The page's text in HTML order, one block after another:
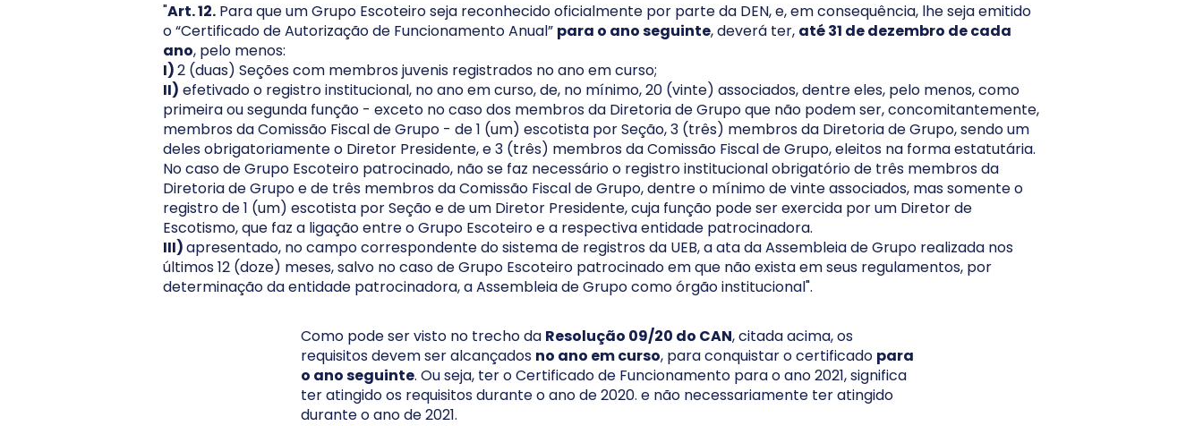
"Art. 12. Para que um Grupo Escoteiro seja reconhecido oficialmente por parte da DEN, e, em consequência, lhe seja emitido
o “Certificado de Autorização de Funcionamento Anual” para o ano seguinte, deverá ter, até 31 de dezembro de cada
ano, pelo menos:
I)2 (duas) Seções com membros juvenis registrados no ano em curso;
II) efetivado o registro institucional, no ano em curso, de, no mínimo, 20 (vinte) associados, dentre eles, pelo menos, como
primeira ou segunda função - exceto no caso dos membros da Diretoria de Grupo que não podem ser, concomitantemente,
membros da Comissão Fiscal de Grupo - de 1 (um) escotista por Seção, 3 (três) membros da Diretoria de Grupo, sendo um
deles obrigatoriamente o Diretor Presidente, e 3 (três) membros da Comissão Fiscal de Grupo, eleitos na forma estatutária.
No caso de Grupo Escoteiro patrocinado, não se faz necessário o registro institucional obrigatório de três membros da
Diretoria de Grupo e de três membros da Comissão Fiscal de Grupo, dentre o mínimo de vinte associados, mas somente o
registro de 1 (um) escotista por Seção e de um Diretor Presidente, cuja função pode ser exercida por um Diretor de
Escotismo, que faz a ligação entre o Grupo Escoteiro e a respectiva entidade patrocinadora.
III)apresentado, no campo correspondente do sistema de registros da UEB, a ata da Assembleia de Grupo realizada nos
últimos 12 (doze) meses, salvo no caso de Grupo Escoteiro patrocinado em que não exista em seus regulamentos, por
determinação da entidade patrocinadora, a Assembleia de Grupo como órgão institucional".
Como pode ser visto no trecho da Resolução 09/20 do CAN, citada acima, os
requisitos devem ser alcançados no ano em curso, para conquistar o certificado para
o ano seguinte. Ou seja, ter o Certificado de Funcionamento para o ano 2021, significa
ter atingido os requisitos durante o ano de 2020. e não necessariamente ter atingido
durante o ano de 2021.